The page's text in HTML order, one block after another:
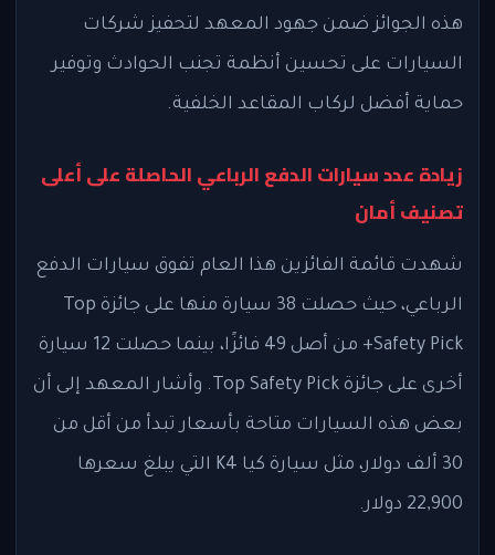
هذه الجوائز ضمن جهود المعهد لتحفيز شركات
السيارات على تحسين أنظمة تجنب الحوادث وتوفير
حماية أفضل لركاب المقاعد الخلفية.
زيادة عدد سيارات الدفع الرباعي الحاصلة على أعلى
تصنيف أمان
شهدت قائمة الفائزين هذا العام تفوق سيارات الدفع
الرباعي، حيث حصلت 38 سيارة منها على جائزة Top
Safety Pick+ من أصل 49 فائزًا، بينما حصلت 12 سيارة
أخرى على جائزة Top Safety Pick. وأشار المعهد إلى أن
بعض هذه السيارات متاحة بأسعار تبدأ من أقل من
30 ألف دولار، مثل سيارة كيا K4 التي يبلغ سعرها
22,900 دولار.